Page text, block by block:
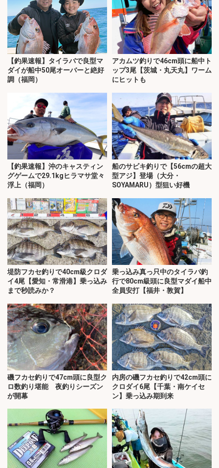
【釣果速報】タイラバで良型マ
ダイが船中50尾オーバーと絶好
調（福岡）
アカムツ釣りで46cm頭に船中ト
ップ3尾【茨城・丸天丸】ワーム
にヒットも
【釣果速報】沖のキャスティン
グゲームで29.1kgヒラマサ堂々
浮上（福岡）
船のサビキ釣りで【56cmの超大
型アジ】登場（大分・
SOYAMARU）型狙い好機
堤防フカセ釣りで40cm級クロダ
イ4尾【愛知・常滑港】乗っ込み
まで秒読みか？
乗っ込み真っ只中のタイラバ釣
行で80cm級頭に良型マダイ船中
全員安打【福井・敦賀】
磯フカセ釣りで47cm頭に良型ク
ロ数釣り堪能 夜釣りシーズン
が開幕
内房の磯フカセ釣りで42cm頭に
クロダイ6尾【千葉・南ケイセ
ン】乗っ込み期到来